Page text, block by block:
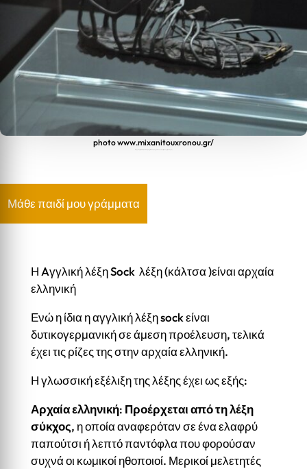
photo www.mixanitouxronou.gr/
Μάθε παιδί μου γράμματα
Η Aγγλική λέξη Sock λέξη (κάλτσα )είναι αρχαία
ελληνική
Ενώ η ίδια η αγγλική λέξη sock είναι
δυτικογερμανική σε άμεση προέλευση, τελικά
έχει τις ρίζες της στην αρχαία ελληνική.
Η γλωσσική εξέλιξη της λέξης έχει ως εξής:
Αρχαία ελληνική: Προέρχεται από τη λέξη
σύκχος, η οποία αναφερόταν σε ένα ελαφρύ
παπούτσι ή λεπτό παντόφλα που φορούσαν
συχνά οι κωμικοί ηθοποιοί. Μερικοί μελετητές